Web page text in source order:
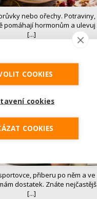
nebo ořechy. Potraviny,
pomáhají hormonům a ulevuj
[...]
luštěniny jsou práv...
přiberu po něm a ve
dostatek. Znáte nejčastějš
[...]
COOKIES
cookies
COOKIES